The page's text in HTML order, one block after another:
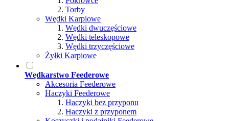
Torby
Wędki Karpiowe
Wędki dwuczęściowe
Wędki teleskopowe
Wędki trzyczęściowe
Żyłki Karpiowe
Wędkarstwo Feederowe
Akcesoria Feederowe
Haczyki Feederowe
Haczyki bez przyponu
Haczyki z przyponem